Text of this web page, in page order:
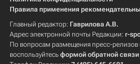
Правила применения
Главный редактор: Гаврилова А.В.
Адрес электронной почты Редакции: r-
По вопросам размещения пресс-
воспользуйтесьформой обратной связи